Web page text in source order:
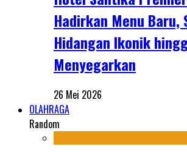
Hadirkan Menu Baru,
Hidangan Ikonik
Menyegarkan
26 Mei 2026
OLAHRAGA
Random